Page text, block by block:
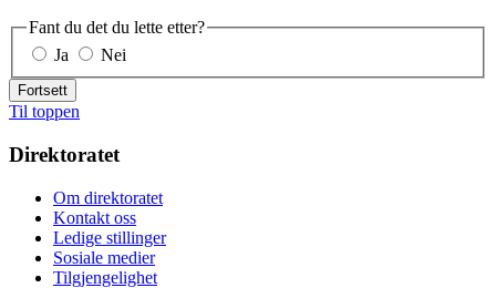
Fant du det du lette etter?
Ja
Nei
Fortsett
Til toppen
Direktoratet
Om direktoratet
Kontakt oss
Ledige stillinger
Sosiale medier
Tilgjengelighet